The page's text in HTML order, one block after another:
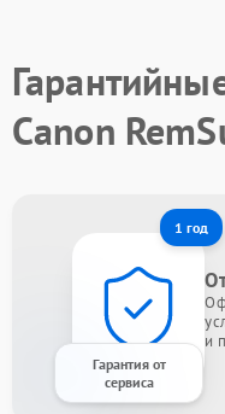
Canon
1 год
Гарантия от
сервиса
и